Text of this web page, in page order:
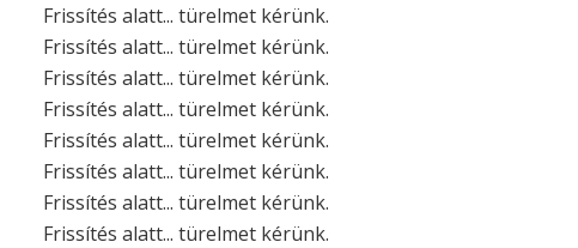
Frissítés alatt... türelmet kérünk.
Frissítés alatt... türelmet kérünk.
Frissítés alatt... türelmet kérünk.
Frissítés alatt... türelmet kérünk.
Frissítés alatt... türelmet kérünk.
Frissítés alatt... türelmet kérünk.
Frissítés alatt... türelmet kérünk.
Frissítés alatt... türelmet kérünk.